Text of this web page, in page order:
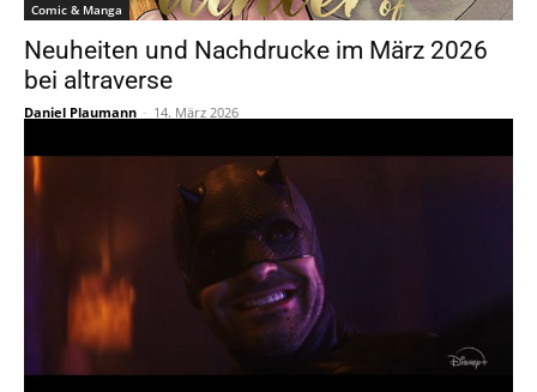
Comic & Manga
Neuheiten und Nachdrucke im März 2026
bei altraverse
Daniel Plaumann - 14. März 2026